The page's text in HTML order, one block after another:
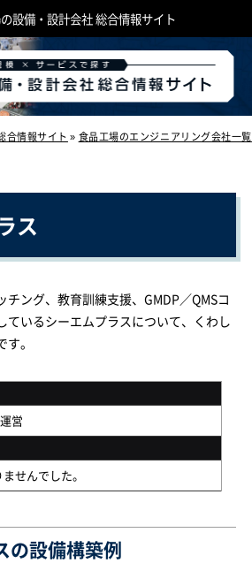
設備・設計会社 総合情報サイト
合情報サイト » 食品工場のエンジニアリング会社一覧
ス
チング、教育訓練支援、GMDP／QMSコ
ているシーエムプラスについて、くわし
。
営
せんでした。
の設備構築例